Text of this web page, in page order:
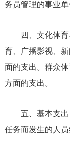
务员管理的事业单
四、文化体
育、广播影视、
面的支出。群众
方面的支出。
五、基本支
任务而发生的人员